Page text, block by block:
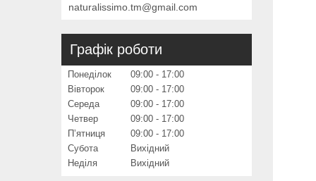
naturalissimo.tm@gmail.com
Графік роботи
Понеділок 09:00
17:00
Вівторок
09:00
17:00
Середа
09:00
17:00
Четвер
09:00
17:00
Пʼятниця
09:00
17:00
Субота
Вихідний
Неділя
Вихідний